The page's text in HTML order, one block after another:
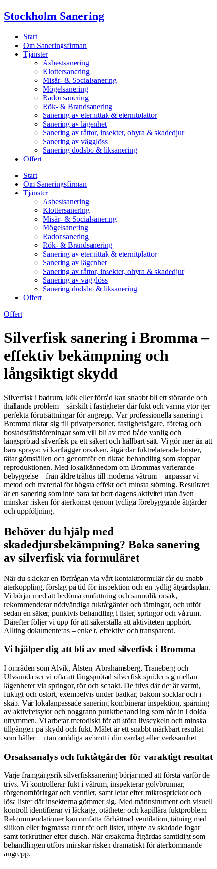
Skip
to
Stockholm Sanering
Start
Om Saneringsfirman
Tjänster
Asbestsanering
Klottersanering
Misär- & Socialsanering
Mögelsanering
Radonsanering
Rök- & Brandsanering
Sanering av eternittak & eternitplattor
Sanering av lägenhet
Sanering av råttor, insekter, ohyra & skadedjur
Sanering av vägglöss
Sanering dödsbo & liksanering
Offert
Start
Om Saneringsfirman
Tjänster
Asbestsanering
Klottersanering
Misär- & Socialsanering
Mögelsanering
Radonsanering
Rök- & Brandsanering
Sanering av eternittak & eternitplattor
Sanering av lägenhet
Sanering av råttor, insekter, ohyra & skadedjur
Sanering av vägglöss
Sanering dödsbo & liksanering
Offert
Offert
Silverfisk sanering i Bromma –
effektiv bekämpning och
långsiktigt skydd
Silverfisk i badrum, kök eller förråd kan snabbt bli ett störande och
ihållande problem – särskilt i fastigheter där fukt och varma ytor ger
perfekta förutsättningar för angrepp. Vår professionella sanering i
Bromma riktar sig till privatpersoner, fastighetsägare, företag och
bostadsrättsföreningar som vill bli av med både vanlig och
långsprötad silverfisk på ett säkert och hållbart sätt. Vi gör mer än att
bara spraya: vi kartlägger orsaken, åtgärdar fuktrelaterade brister,
tätar gömställen och genomför en riktad behandling som stoppar
reproduktionen. Med lokalkännedom om Brommas varierande
bebyggelse – från äldre trähus till moderna våtrum – anpassar vi
metod och material för högsta effekt och minsta störning. Resultatet
är en sanering som inte bara tar bort dagens aktivitet utan även
minskar risken för återkomst genom tydliga förebyggande åtgärder
och uppföljning.
Behöver du hjälp med
skadedjursbekämpning? Boka sanering
av silverfisk via formuläret
När du skickar en förfrågan via vårt kontaktformulär får du snabb
återkoppling, förslag på tid för inspektion och en tydlig åtgärdsplan.
Vi börjar med att bedöma omfattning och sannolik orsak,
rekommenderar nödvändiga fuktåtgärder och tätningar, och utför
sedan en säker, punktvis behandling i lister, springor och våtrum.
Därefter följer vi upp för att säkerställa att aktiviteten upphört.
Allting dokumenteras – enkelt, effektivt och transparent.
Vi hjälper dig att bli av med silverfisk i Bromma
I områden som Alvik, Ålsten, Abrahamsberg, Traneberg och
Ulvsunda ser vi ofta att långsprötad silverfisk sprider sig mellan
lägenheter via springor, rör och schakt. De trivs där det är varmt,
fuktigt och ostört, exempelvis under badkar, bakom socklar och i
skåp. Vår lokalanpassade sanering kombinerar inspektion, spårning
av aktivitetsytor och noggrann punktbehandling som når in i dolda
utrymmen. Vi arbetar metodiskt för att störa livscykeln och minska
tillgången på skydd och fukt. Målet är ett snabbt märkbart resultat
som håller – utan onödiga avbrott i din vardag eller verksamhet.
Orsaksanalys och fuktåtgärder för varaktigt resultat
Varje framgångsrik silverfisksanering börjar med att förstå varför de
trivs. Vi kontrollerar fukt i våtrum, inspekterar golvbrunnar,
rörgenomföringar och ventiler, samt letar efter mikrosprickor och
lösa lister där insekterna gömmer sig. Med mätinstrument och visuell
kontroll identifierar vi läckage, otätheter och kapillära fuktproblem.
Rekommendationer kan omfatta förbättrad ventilation, tätning med
silikon eller fogmassa runt rör och lister, utbyte av skadade fogar
samt torkrutiner efter dusch. När orsakerna åtgärdas samtidigt som
behandlingen utförs minskar risken dramatiskt för återkommande
angrepp.